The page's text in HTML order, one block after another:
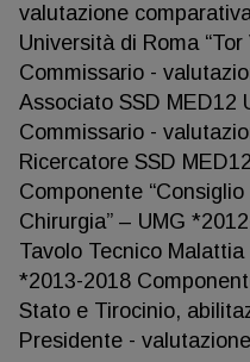
valutazione
Università di Roma
Commissario -
Associato SSD MED12
Commissario -
Ricercatore SSD
Componente
Chirurgia” – UMG
Tavolo Tecnico
*2013-2018
Stato e Tirocinio,
Presidente -